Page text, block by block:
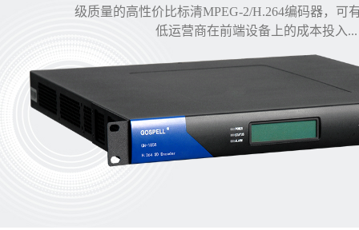
级质量的高性价比标清MPEG-2/H.264编码器，可
低运营商在前端设备上的成本投入...